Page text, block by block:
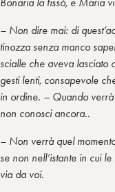
– Non dire mai: di
tinozza senza manco
scialle che aveva lasciato
gesti lenti, consapevole
in ordine. – Quando
non conosci ancora..
– Non verrà quel
se non nell’istante in cui
via da voi.